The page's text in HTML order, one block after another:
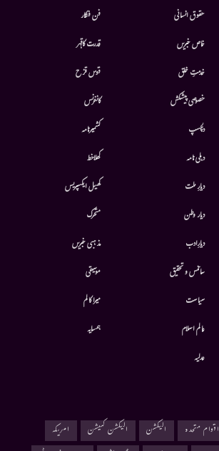
حقوق انسانی
خاص خبریں
خدمتِ خلق
خصوصی پیشکش
دلچسپ
دہلی نامہ
دیارِ ملت
دیار وطن
دیارِادب
سائنس و تحقیق
سیاست
عالم اسلام
عدلیہ
فن فنکار
قدرت کاقہر
قوس قزح
کانفرنس
کشمیرنامہ
کھلاخط
کھیل ایکسپریس
متحرك
مذہبی خبریں
موسيقى
میرا کالم
ہمسایہ
اقوام متحدہ الیکشن الیکشن کمیشن
امریکہ